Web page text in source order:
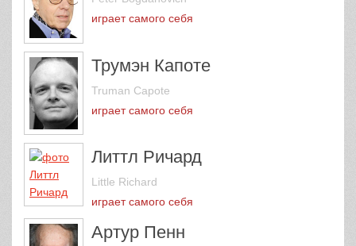
играет самого себя
Трумэн Капоте
Truman Capote
играет самого себя
Литтл Ричард
Little Richard
играет самого себя
Артур Пенн